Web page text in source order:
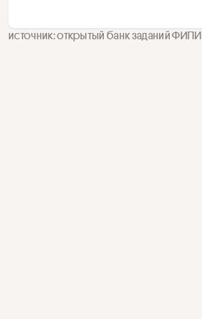
источник: открытый банк заданий ФИПИ